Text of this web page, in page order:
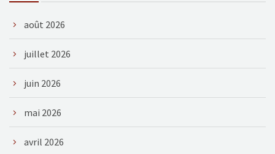
août 2026
juillet 2026
juin 2026
mai 2026
avril 2026